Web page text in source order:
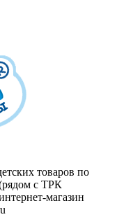
товаров по
с ТРК
магазин